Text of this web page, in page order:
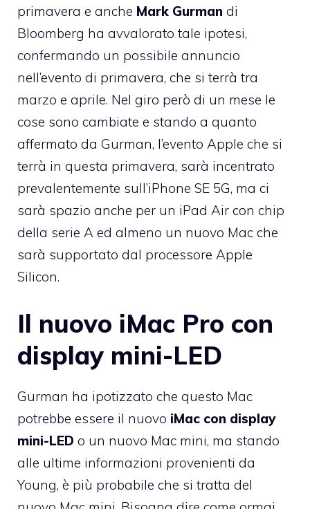
primavera e anche Mark Gurman di
Bloomberg ha avvalorato tale ipotesi,
confermando un possibile annuncio
nell’evento di primavera, che si terrà tra
marzo e aprile. Nel giro però di un mese le
cose sono cambiate e stando a quanto
affermato da Gurman, l’evento Apple che si
terrà in questa primavera, sarà incentrato
prevalentemente sull’iPhone SE 5G, ma ci
sarà spazio anche per un iPad Air con chip
della serie A ed almeno un nuovo Mac che
sarà supportato dal processore Apple
Silicon.
Il nuovo iMac Pro con
display mini-LED
Gurman ha ipotizzato che questo Mac
potrebbe essere il nuovo iMac con display
mini-LED o un nuovo Mac mini, ma stando
alle ultime informazioni provenienti da
Young, è più probabile che si tratta del